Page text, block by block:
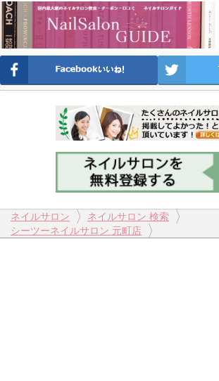
ネイルサロン
ネイルサロン 検索
シーツーネイルサロン 元町店